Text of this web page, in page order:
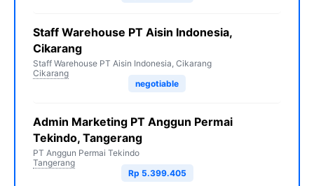
Staff Warehouse PT Aisin Indonesia,
Cikarang
Staff Warehouse PT Aisin Indonesia, Cikarang
Cikarang
negotiable
Admin Marketing PT Anggun Permai
Tekindo, Tangerang
PT Anggun Permai Tekindo
Tangerang
Rp 5.399.405